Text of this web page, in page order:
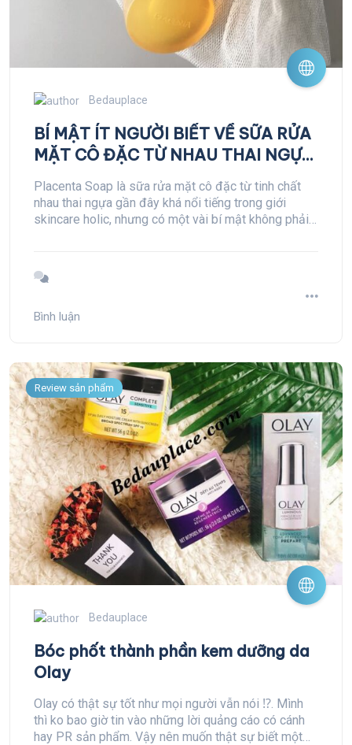
Bedauplace
BÍ MẬT ÍT NGƯỜI BIẾT VỀ SỮA RỬA
MẶT CÔ ĐẶC TỪ NHAU THAI NGỰA
PLACENTA SOAP
Placenta Soap là sữa rửa mặt cô đặc từ tinh chất
nhau thai ngựa gần đây khá nổi tiếng trong giới
skincare holic, nhưng có một vài bí mật không phải
Bình luận
Review sản phẩm
Bedauplace
Bóc phốt thành phần kem dưỡng da
Olay
Olay có thật sự tốt như mọi người vẫn nói ⁉️. Mình
thì ko bao giờ tin vào những lời quảng cáo có cánh
hay PR sản phẩm. Vậy nên muốn thật sự biết một